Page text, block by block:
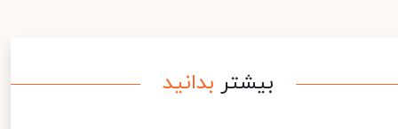
بیشتر بدانید